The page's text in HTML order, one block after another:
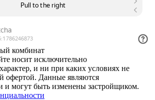
носит исключительно
и ни при каких условиях не
офертой. Данные являются
и могут быть изменены застройщиком.